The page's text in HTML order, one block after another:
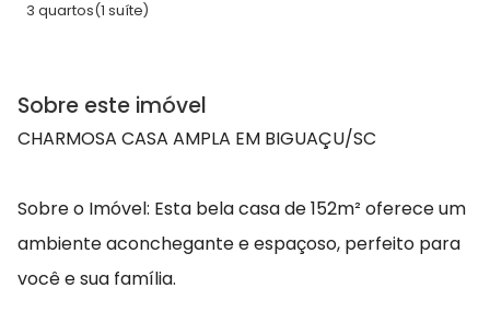
3 quartos(1 suíte)
Sobre este imóvel
CHARMOSA CASA AMPLA EM BIGUAÇU/SC
Sobre o Imóvel: Esta bela casa de 152m² oferece um
ambiente aconchegante e espaçoso, perfeito para
você e sua família.